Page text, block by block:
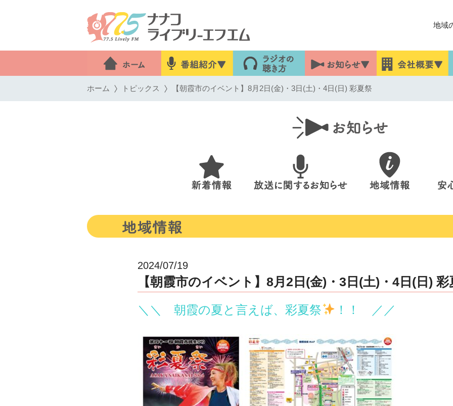
地域
ホーム トピックス 【朝霞市のイベント】8月2日(金)・3日(土)・4日(日) 彩夏祭
2024/07/19
【朝霞市のイベント】8月2日(金)・3日(土)・4日(日) 彩
＼＼ 朝霞の夏と言えば、彩夏祭 ！！ ／／